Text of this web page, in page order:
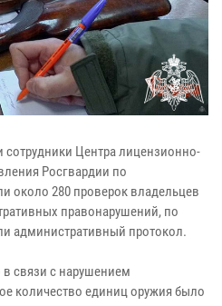
Центра лицензионно-
Росгвардии по
около 280 проверок владельцев
правонарушений, по
административный протокол.
связи с нарушением
количество единиц оружия было